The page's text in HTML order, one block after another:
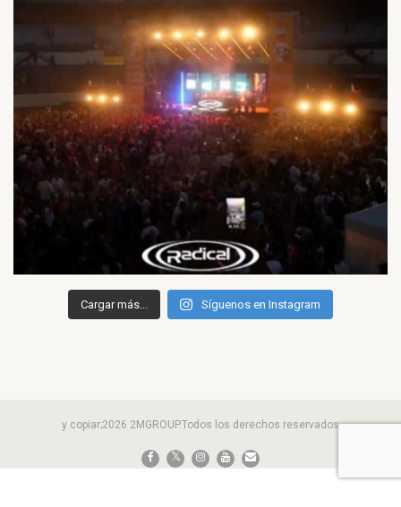
Cargar más... Síguenos en Instagram
y copiar;2026 2MGROUP.Todos los derechos reservados